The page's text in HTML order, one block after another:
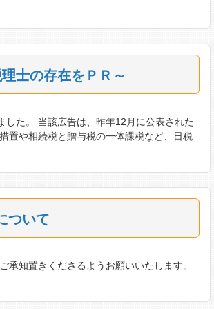
士の存在をＰＲ～
た。 当該広告は、昨年12月に公表された
置や相続税と贈与税の一体課税など、日税
ついて
知置きくださるようお願いいたします。